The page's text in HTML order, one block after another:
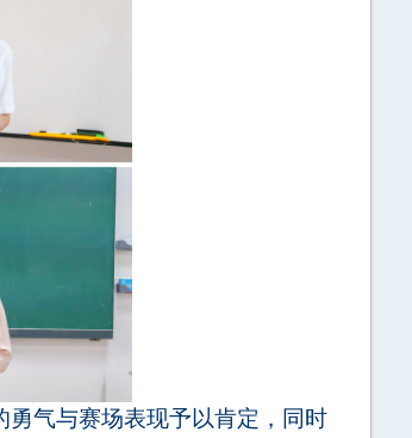
勇气与赛场表现予以肯定，同时